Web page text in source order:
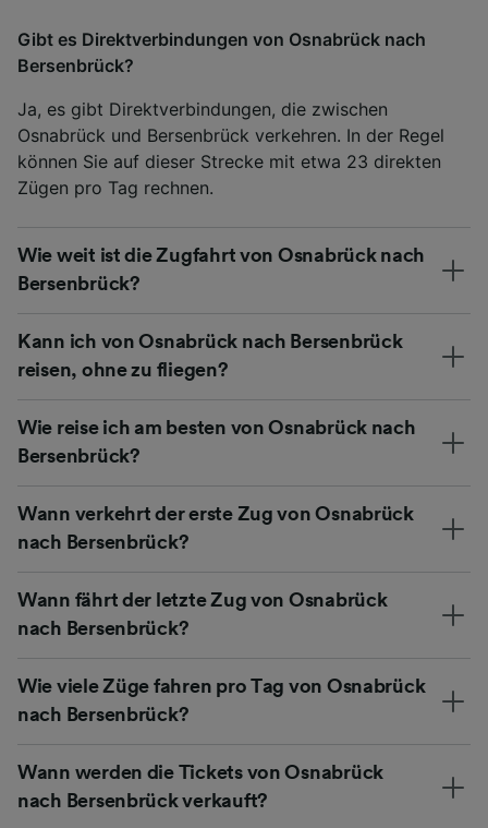
Gibt es Direktverbindungen von Osnabrück nach
Bersenbrück?
Ja, es gibt Direktverbindungen, die zwischen
Osnabrück und Bersenbrück verkehren. In der Regel
können Sie auf dieser Strecke mit etwa 23 direkten
Zügen pro Tag rechnen.
Wie weit ist die Zugfahrt von Osnabrück nach
Bersenbrück?
Kann ich von Osnabrück nach Bersenbrück
reisen, ohne zu fliegen?
Wie reise ich am besten von Osnabrück nach
Bersenbrück?
Wann verkehrt der erste Zug von Osnabrück
nach Bersenbrück?
Wann fährt der letzte Zug von Osnabrück
nach Bersenbrück?
Wie viele Züge fahren pro Tag von Osnabrück
nach Bersenbrück?
Wann werden die Tickets von Osnabrück
nach Bersenbrück verkauft?